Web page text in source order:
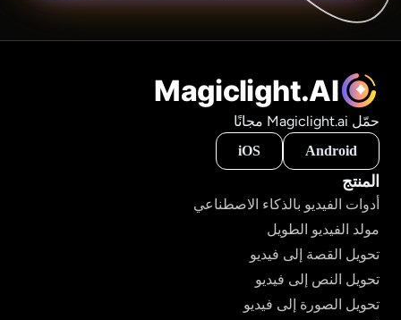
Magiclight.AI
حمّل Magiclight.ai مجانًا
Android
iOS
المنتج
أدوات الفيديو بالذكاء الاصطناعي
مولد الفيديو الطويل
تحويل القصة إلى فيديو
تحويل النص إلى فيديو
تحويل الصورة إلى فيديو